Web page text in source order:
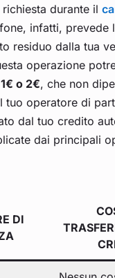
durante il
infatti, prevede
residuo dalla tua
operazione
o 2€, che non
tuo operatore di
dal tuo credito
dai principali
DI